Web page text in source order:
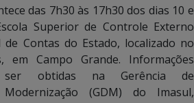
das 7h30 às 17h30 dos dias 10 e
Superior de Controle Externo
de Contas do Estado, localizado no
em Campo Grande. Informações
ser obtidas na Gerência de
(GDM) do Imasul,